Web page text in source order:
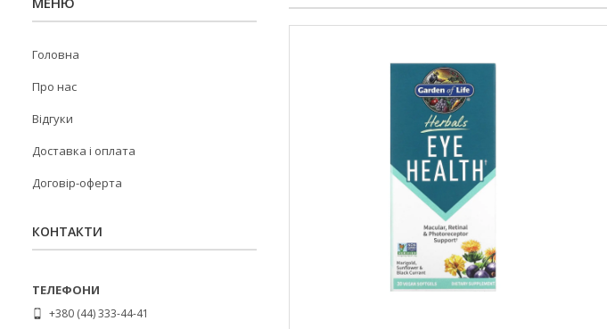
Головна
Про нас
Відгуки
Доставка і оплата
Договір-оферта
КОНТАКТИ
+380 (44) 333-44-41